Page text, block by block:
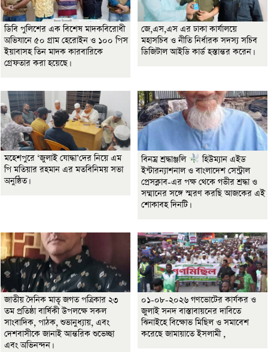
ডিবি পুলিশের এক বিশেষ মাদকবিরোধী
অভিযানে ৫০ গ্রাম হেরোইন ও ১০০ পিস
ইয়াবাসহ তিন মাদক কারবারিকে
গ্রেফতার করা হয়েছে।
জে,এস,এস এর ঢাকা কার্যালয়ে
মহাসচিব ও নীতি নির্ধারক সদস্য সচিব
ডিজিটাল আইডি কার্ড হস্তান্তর করেন।
মহেশপুরে ‘জুলাই যোদ্ধা’দের নিয়ে এম
পি মতিয়ার রহমান এর মতবিনিময় সভা
অনুষ্ঠিত।
বিনম্র শ্রদ্ধাঞ্জলি
হিউম্যান এইড
ইন্টারন্যাশনাল ও বাংলাদেশ সেন্ট্রাল
প্রেসক্লাব-এর পক্ষ থেকে গভীর শ্রদ্ধা ও
সম্মানের সঙ্গে স্মরণ করছি আজকের এই
শোকাবহ দিনটি।
জাতীয় দৈনিক মাতৃ জগত পত্রিকার ২৩
তম প্রতিষ্ঠা বার্ষিকী উপলক্ষে সকল
সাংবাদিক, পাঠক, শুভানুধ্যায়, এবং
দেশবাসীকে জানাই আন্তরিক শুভেচ্ছা
এবং অভিনন্দন।
০১-০৮-২০২৬ গণভোটের কার্যকর ও
জুলাই সনদ বাস্তাবায়নের দাবিতে
ঝিনাইহে বিক্ষোভ মিছিল ও সমাবেশ
করেছে জামায়াতে ইসলামী ,